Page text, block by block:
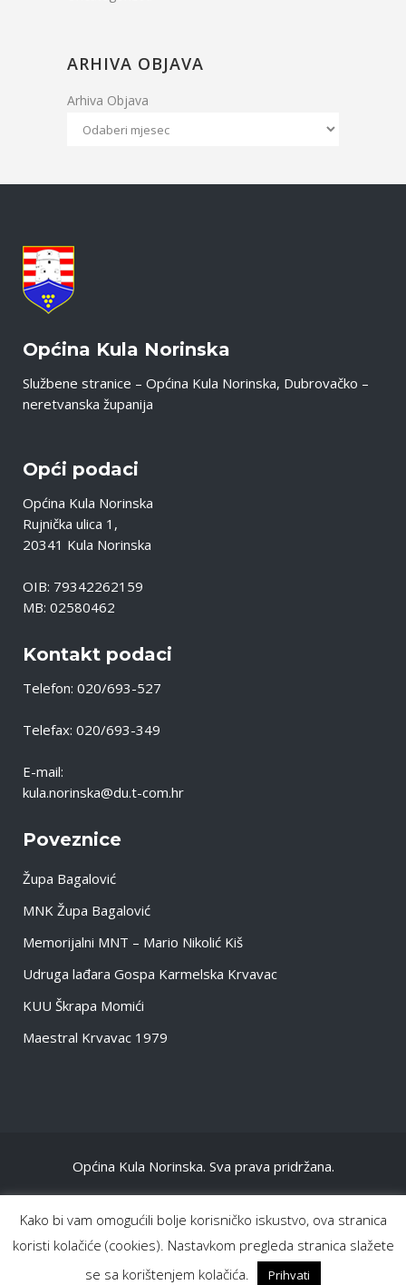
ARHIVA OBJAVA
Arhiva Objava
Općina Kula Norinska
Službene stranice – Općina Kula Norinska, Dubrovačko –
neretvanska županija
Opći podaci
Općina Kula Norinska
Rujnička ulica 1,
20341 Kula Norinska
OIB: 79342262159
MB: 02580462
Kontakt podaci
Telefon: 020/693-527
Telefax: 020/693-349
E-mail:
kula.norinska@du.t-com.hr
Poveznice
Župa Bagalović
MNK Župa Bagalović
Memorijalni MNT – Mario Nikolić Kiš
Udruga lađara Gospa Karmelska Krvavac
KUU Škrapa Momići
Maestral Krvavac 1979
Općina Kula Norinska. Sva prava pridržana.
NASLOVNA
OPĆENITO
INFORMACIJE DOKUMENTI
Kako bi vam omogućili bolje korisničko iskustvo, ova stranica
koristi kolačiće (cookies). Nastavkom pregleda stranica slažete
se sa korištenjem kolačića.
Prihvati